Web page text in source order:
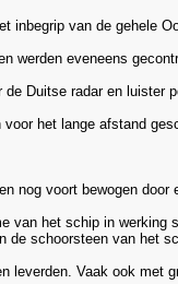
inbegrip van de gehele
werden eveneens
Duitse radar en luister
het lange afstand
nog voort bewogen door
van het schip in werking
de schoorsteen van het
leverden. Vaak ook met